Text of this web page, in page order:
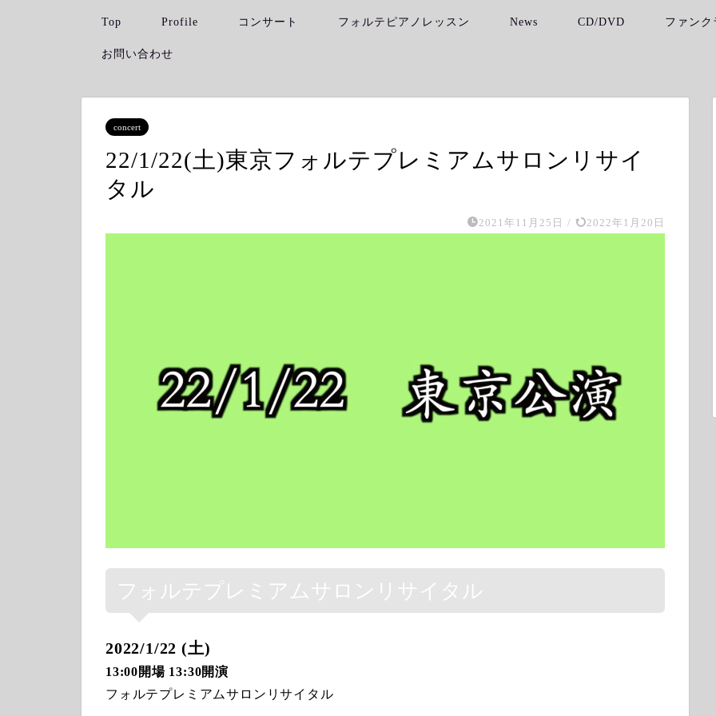
Top Profile コンサート フォルテピアノレッスン News CD/DVD ファンク
お問い合わせ
concert
22/1/22(土)東京フォルテプレミアムサロンリサイ
タル
2021年11月25日 / 2022年1月20日
フォルテプレミアムサロンリサイタル
2022/1/22 (土)
13:00開場 13:30開演
フォルテプレミアムサロンリサイタル